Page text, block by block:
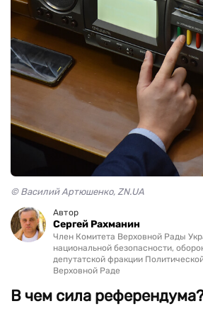
© Василий Артюшенко, ZN.UA
Автор
Сергей Рахманин
Член Комитета Верховной Рады
национальной безопасности,
депутатской фракции
Верховной Раде
В чем сила